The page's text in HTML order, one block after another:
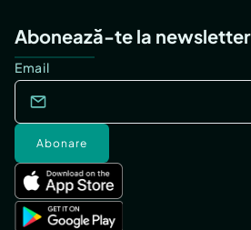
Abonează-te la newsletter
Email
Abonare